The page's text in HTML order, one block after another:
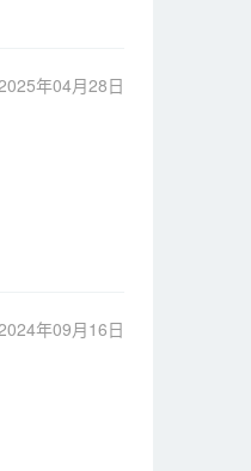
年04月28日
年09月16日